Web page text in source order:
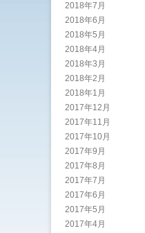
2018年7月
2018年6月
2018年5月
2018年4月
2018年3月
2018年2月
2018年1月
2017年12月
2017年11月
2017年10月
2017年9月
2017年8月
2017年7月
2017年6月
2017年5月
2017年4月